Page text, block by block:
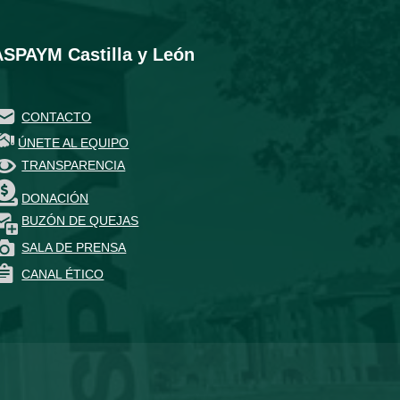
Castilla y León
CONTACTO
ÚNETE AL EQUIPO
TRANSPARENCIA
DONACIÓN
BUZÓN DE QUEJAS
SALA DE PRENSA
CANAL ÉTICO